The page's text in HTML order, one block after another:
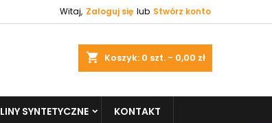
Witaj, Zaloguj się lub Stwórz konto
shopping_cart Koszyk: 0 szt. - 0,00 zł
LINY SYNTETYCZNE KONTAKT